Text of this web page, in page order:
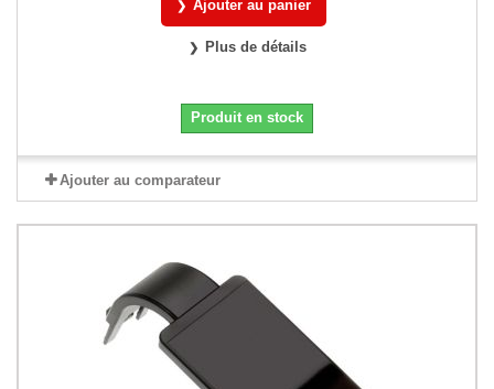
Ajouter au panier
Plus de détails
Produit en stock
Ajouter au comparateur